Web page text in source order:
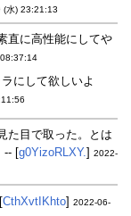
(水) 23:21:13
直に高性能にしてや
にして欲しいよ
た目で取った。とは
-- [g0YizoRLXY.] 2022-
CthXvtIKhto] 2022-06-